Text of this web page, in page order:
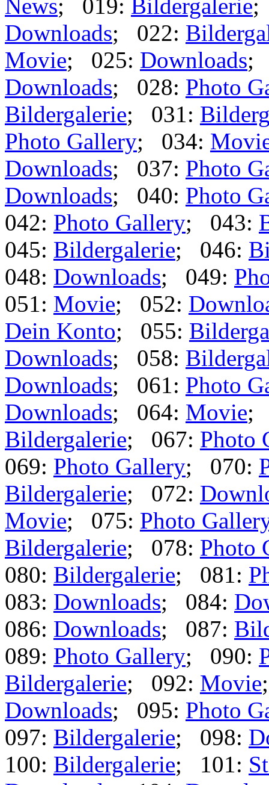
News; 019: Bildergalerie;
Downloads; 022:
Movie; 025: Downloads;
Downloads; 028: Photo
Bildergalerie; 031:
Photo Gallery; 034:
Downloads; 037: Photo
Downloads; 040: Photo
042: Photo Gallery; 043:
045: Bildergalerie; 046:
048: Downloads; 049:
051: Movie; 052:
Dein Konto; 055:
Downloads; 058:
Downloads; 061: Photo
Downloads; 064: Movie;
Bildergalerie; 067: Photo
069: Photo Gallery; 070:
Bildergalerie; 072:
Movie; 075: Photo
Bildergalerie; 078: Photo
080: Bildergalerie; 081:
083: Downloads; 084:
086: Downloads; 087:
089: Photo Gallery; 090:
Bildergalerie; 092: Movie
Downloads; 095: Photo
097: Bildergalerie; 098:
100: Bildergalerie; 101: